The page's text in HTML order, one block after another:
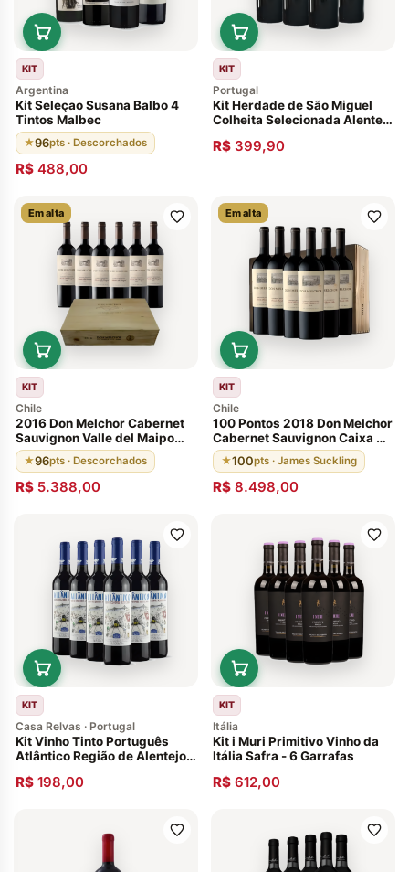
KIT
Argentina
Kit Seleçao Susana Balbo 4
Tintos Malbec
★96pts · Descorchados
R$ 488,00
KIT
Portugal
Kit Herdade de São Miguel
Colheita Selecionada Alentejo
R$ 399,90
Em alta
KIT
Chile
2016 Don Melchor Cabernet
Sauvignon Valle del Maipo
Caixa de Madeira- 6 Garrafas
★96pts · Descorchados
R$ 5.388,00
Em alta
KIT
Chile
100 Pontos 2018 Don Melchor
Cabernet Sauvignon Caixa de
Madeira com 6 unidades
★100pts · James Suckling
R$ 8.498,00
KIT
Casa Relvas · Portugal
Kit Vinho Tinto Português
Atlântico Região de Alentejo
R$ 198,00
KIT
Itália
Kit i Muri Primitivo Vinho da
Itália Safra - 6 Garrafas
R$ 612,00